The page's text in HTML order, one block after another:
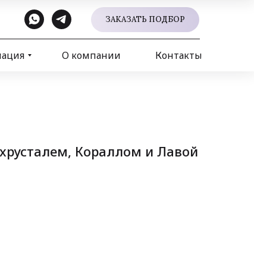
О компании Контакты
ЗАКАЗАТЬ ПОДБОР
Кораллом и Лавой